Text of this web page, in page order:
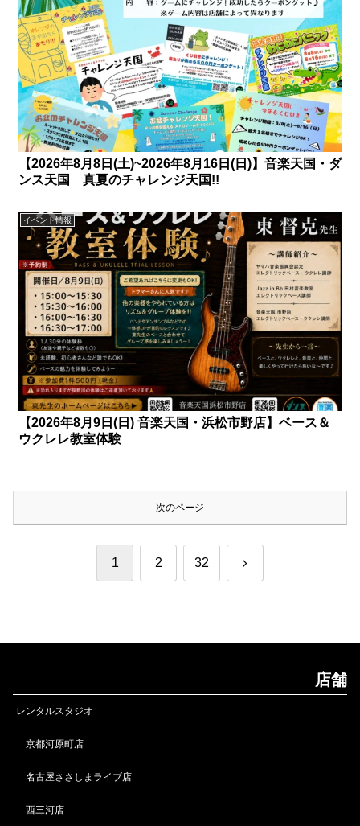
【2026年8月8日(土)~2026年8月16日(日)】音楽天国・ダ
ンス天国 真夏のチャレンジ天国!!
イベント情報
【2026年8月9日(日) 音楽天国・浜松市野店】ベース＆
ウクレレ教室体験
次のページ
1 2 32 次
店舗
レンタルスタジオ
京都河原町店
名古屋ささしまライブ店
西三河店